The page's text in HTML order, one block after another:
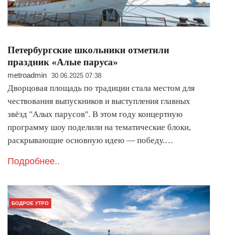
Петербургские школьники отметили
праздник «Алые паруса»
metroadmin 30.06.2025 07:38
Дворцовая площадь по традиции стала местом для
чествования выпускников и выступления главных
звёзд "Алых парусов". В этом году концертную
программу шоу поделили на тематические блоки,
раскрывающие основную идею — победу.…
Подробнее..
БОДРОЕ УТРО